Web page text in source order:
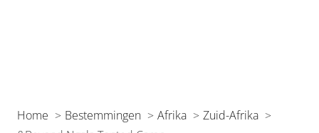
Home Bestemmingen Afrika
Zuid-Afrika